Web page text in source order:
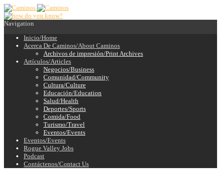
Navigation
Inicio/Home
Acerca De Caminos/About Caminos
Archivos de impresión/Print Archives
Artículos/Articles
Negocios/Business
Comunidad/Community
Cultura/Culture
Educación/Education
Salud/Health
Deportes/Sports
Comida/Food
Turismo/Travel
Eventos/Events
Eventos/Events
Rogue Valley Jobs
Podcast
Contáctenos/Contact Us